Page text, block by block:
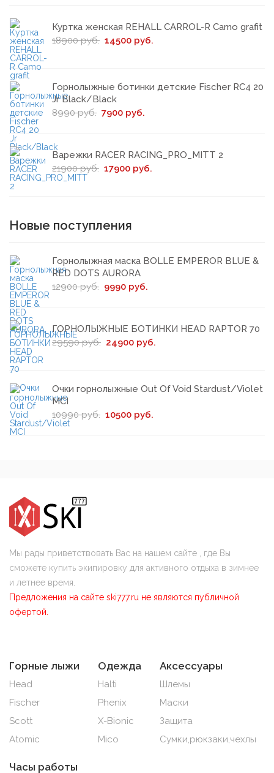
Куртка женская REHALL CARROL-R Camo grafit
18900 руб. 14500 руб.
Горнолыжные ботинки детские Fischer RC4 20
Jr Black/Black
8990 руб. 7900 руб.
Варежки RACER RACING_PRO_MITT 2
21900 руб. 17900 руб.
Новые поступления
Горнолыжная маска BOLLE EMPEROR BLUE &
RED DOTS AURORA
12900 руб. 9990 руб.
ГОРНОЛЫЖНЫЕ БОТИНКИ HEAD RAPTOR 70
29590 руб. 24900 руб.
Очки горнолыжные Out Of Void Stardust/Violet
MCI
10990 руб. 10500 руб.
Мы рады приветствовать Вас на нашем сайте , где Вы
сможете купить экипировку для активного отдыха в зимнее
и летнее время.
Предложения на сайте ski777.ru не являются публичной
офертой.
Горные лыжи
Head
Fischer
Scott
Atomic
Одежда
Halti
Phenix
X-Bionic
Mico
Аксессуары
Шлемы
Маски
Защита
Сумки,рюкзаки,чехлы
Часы работы